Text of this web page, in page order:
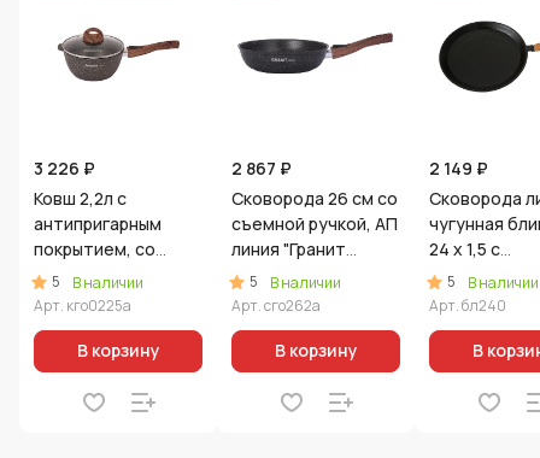
3 226 ₽
Ковш 2,2л с
антипригарным
покрытием, со
съемной ручкой, ст.
крышкой, линия
(Оригинальный)
5
В наличии
Арт. кго0225а
В корзину
2 867 ₽
Сковорода 26 см со
съемной ручкой, АП
линия "Гранит
ультра"
(Оригинальный)
5
В наличии
Арт.сго262а
В корзину
2 149 ₽
Сковорода
чугунная
24 x 1,5 с
деревянной
5
В наличии
Арт.бл240
В